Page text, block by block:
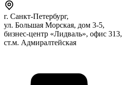
г. Санкт-Петербург,
ул. Большая Морская, дом 3-5,
бизнес-центр «Лидваль», офис 313,
ст.м. Адмиралтейская